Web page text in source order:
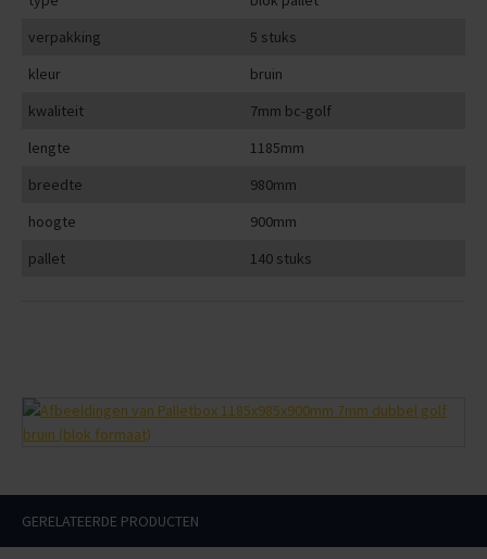
verpakking
5 stuks
kleur
bruin
kwaliteit
7mm bc-golf
lengte
1185mm
breedte
980mm
hoogte
900mm
pallet
140 stuks
GERELATEERDE PRODUCTEN